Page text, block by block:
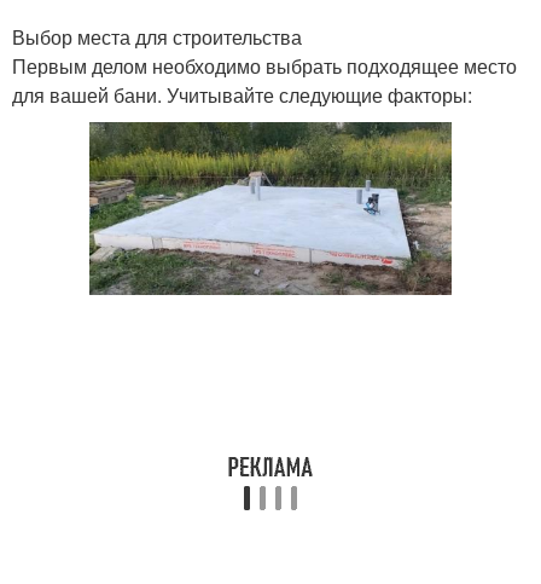
Выбор места для строительства
Первым делом необходимо выбрать подходящее место
для вашей бани. Учитывайте следующие факторы: